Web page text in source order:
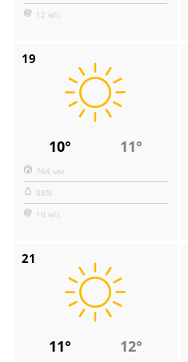
12 м/с
19
10° 11°
764 мм
88%
10 м/с
21
11° 12°